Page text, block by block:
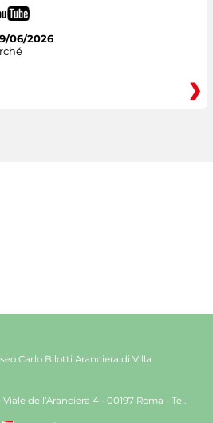
06/2026
Carlo Bilotti Aranciera di Villa
dell’Aranciera 4 - 00197 Roma - Tel.